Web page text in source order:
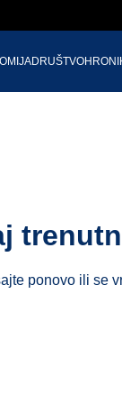
DRUŠTVO
ponovo ili se